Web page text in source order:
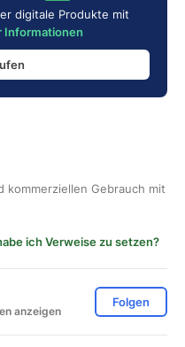
digitale Produkte mit
Informationen
kommerziellen Gebrauch mit
ich Verweise zu setzen?
anzeigen
Folgen